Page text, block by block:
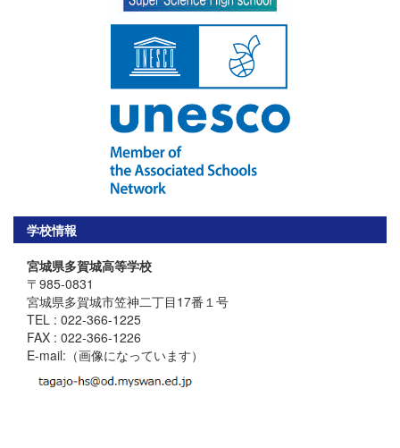
学校情報
宮城県多賀城高等学校
〒985-0831
宮城県多賀城市笠神二丁目17番１号
TEL : 022-366-1225
FAX : 022-366-1226
E-mail:（画像になっています）